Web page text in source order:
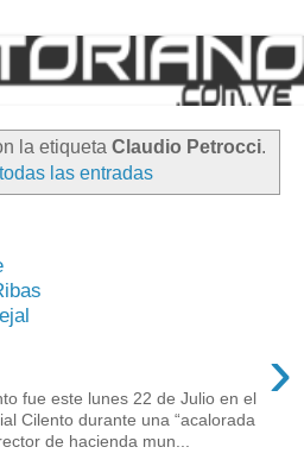
la etiqueta Claudio Petrocci.
las entradas
›
fue este lunes 22 de Julio en el
Cilento durante una “acalorada
de hacienda mun...